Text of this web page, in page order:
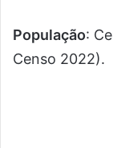
População:
Censo 2022).